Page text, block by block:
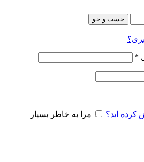
جست و جو
*
کرده اید؟ مرا به خاطر بسپار